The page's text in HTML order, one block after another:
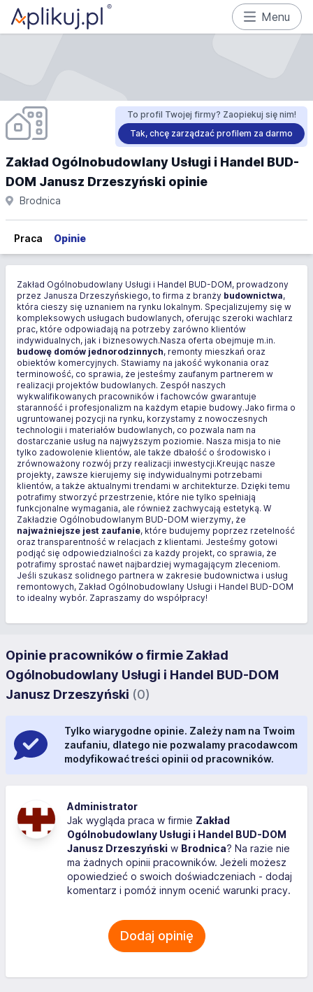
Menu
To profil Twojej firmy? Zaopiekuj się nim!
Tak, chcę zarządzać profilem za darmo
Zakład Ogólnobudowlany Usługi i Handel BUD-
DOM Janusz Drzeszyński opinie
Brodnica
Praca Opinie
Zakład Ogólnobudowlany Usługi i Handel BUD-DOM, prowadzony
przez Janusza Drzeszyńskiego, to firma z branży budownictwa,
która cieszy się uznaniem na rynku lokalnym. Specjalizujemy się w
kompleksowych usługach budowlanych, oferując szeroki wachlarz
prac, które odpowiadają na potrzeby zarówno klientów
indywidualnych, jak i biznesowych.Nasza oferta obejmuje m.in.
budowę domów jednorodzinnych, remonty mieszkań oraz
obiektów komercyjnych. Stawiamy na jakość wykonania oraz
terminowość, co sprawia, że jesteśmy zaufanym partnerem w
realizacji projektów budowlanych. Zespół naszych
wykwalifikowanych pracowników i fachowców gwarantuje
staranność i profesjonalizm na każdym etapie budowy.Jako firma o
ugruntowanej pozycji na rynku, korzystamy z nowoczesnych
technologii i materiałów budowlanych, co pozwala nam na
dostarczanie usług na najwyższym poziomie. Nasza misja to nie
tylko zadowolenie klientów, ale także dbałość o środowisko i
zrównoważony rozwój przy realizacji inwestycji.Kreując nasze
projekty, zawsze kierujemy się indywidualnymi potrzebami
klientów, a także aktualnymi trendami w architekturze. Dzięki temu
potrafimy stworzyć przestrzenie, które nie tylko spełniają
funkcjonalne wymagania, ale również zachwycają estetyką. W
Zakładzie Ogólnobudowlanym BUD-DOM wierzymy, że
najważniejsze jest zaufanie, które budujemy poprzez rzetelność
oraz transparentność w relacjach z klientami. Jesteśmy gotowi
podjąć się odpowiedzialności za każdy projekt, co sprawia, że
potrafimy sprostać nawet najbardziej wymagającym zleceniom.
Jeśli szukasz solidnego partnera w zakresie budownictwa i usług
remontowych, Zakład Ogólnobudowlany Usługi i Handel BUD-DOM
to idealny wybór. Zapraszamy do współpracy!
Opinie pracowników o firmie Zakład
Ogólnobudowlany Usługi i Handel BUD-DOM
Janusz Drzeszyński (0)
Tylko wiarygodne opinie. Zależy nam na Twoim
zaufaniu, dlatego nie pozwalamy pracodawcom
modyfikować treści opinii od pracowników.
Administrator
Jak wygląda praca w firmie Zakład
Ogólnobudowlany Usługi i Handel BUD-DOM
Janusz Drzeszyński w Brodnica? Na razie nie
ma żadnych opinii pracowników. Jeżeli możesz
opowiedzieć o swoich doświadczeniach - dodaj
komentarz i pomóż innym ocenić warunki pracy.
Dodaj opinię